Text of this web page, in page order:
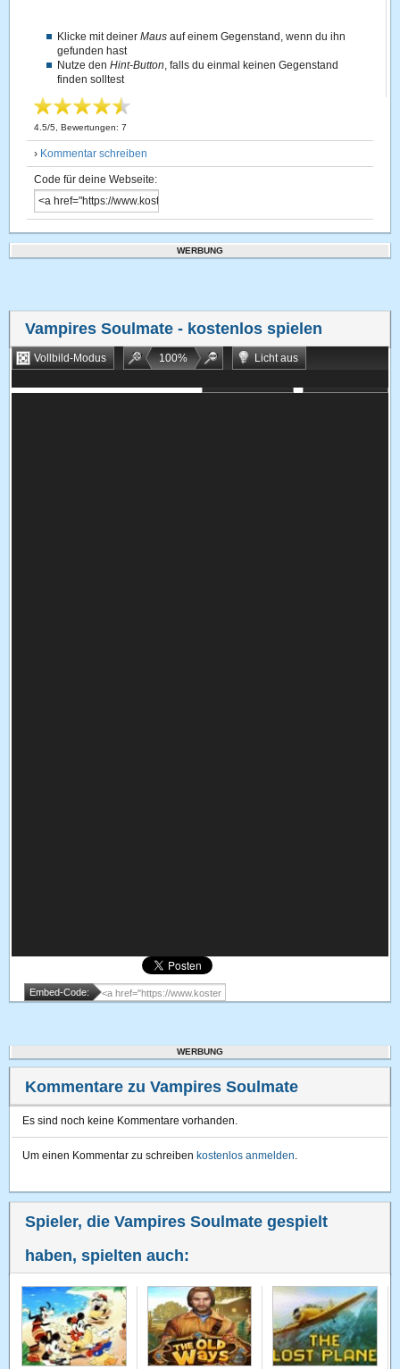
Klicke mit deinerMaus auf einem Gegenstand, wenn du ihn
gefunden hast
Nutze denHint-Button, falls du einmal keinen Gegenstand
finden solltest
4.5/5 , Bewertungen:7
› Kommentar schreiben
Code für deine Webseite:
WERBUNG
Vampires Soulmate - kostenlos spielen
Vollbild-Modus 100%
Licht aus
Embed-Code:
WERBUNG
Kommentare zu Vampires Soulmate
Es sind noch keine Kommentare vorhanden.
Um einen Kommentar zu schreiben kostenlos anmelden.
Spieler, die Vampires Soulmate gespielt
haben, spielten auch: